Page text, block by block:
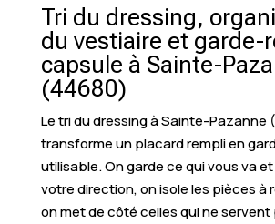
Tri du dressing,
du vestiaire et garde-
capsule à Sainte-
(44680)
Le tri du dressing à Sainte-Pazanne
transforme un placard rempli en
utilisable. On garde ce qui vous va
votre direction, on isole les pièces à
on met de côté celles qui ne servent